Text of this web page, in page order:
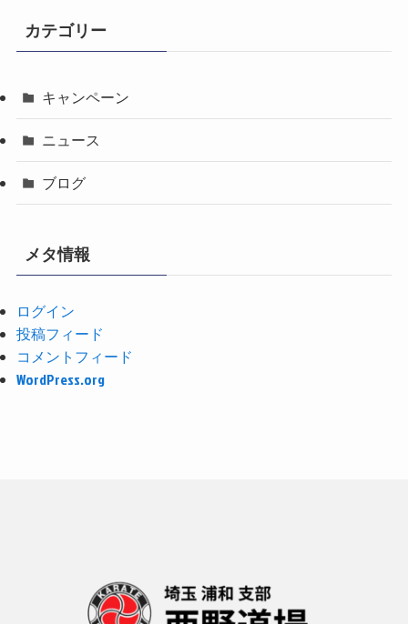
カテゴリー
キャンペーン
ニュース
ブログ
メタ情報
ログイン
投稿フィード
コメントフィード
WordPress.org